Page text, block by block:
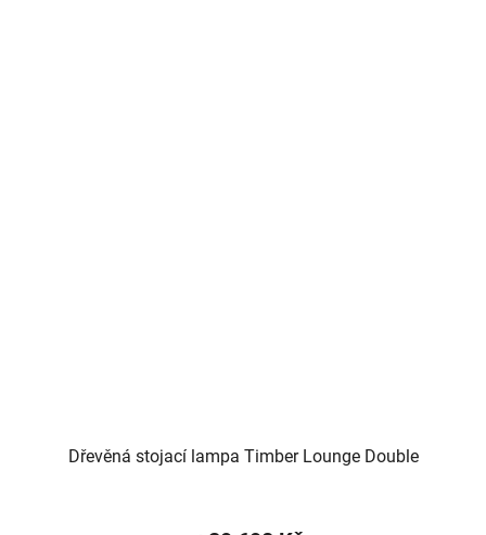
Dřevěná stojací lampa Timber Lounge Double